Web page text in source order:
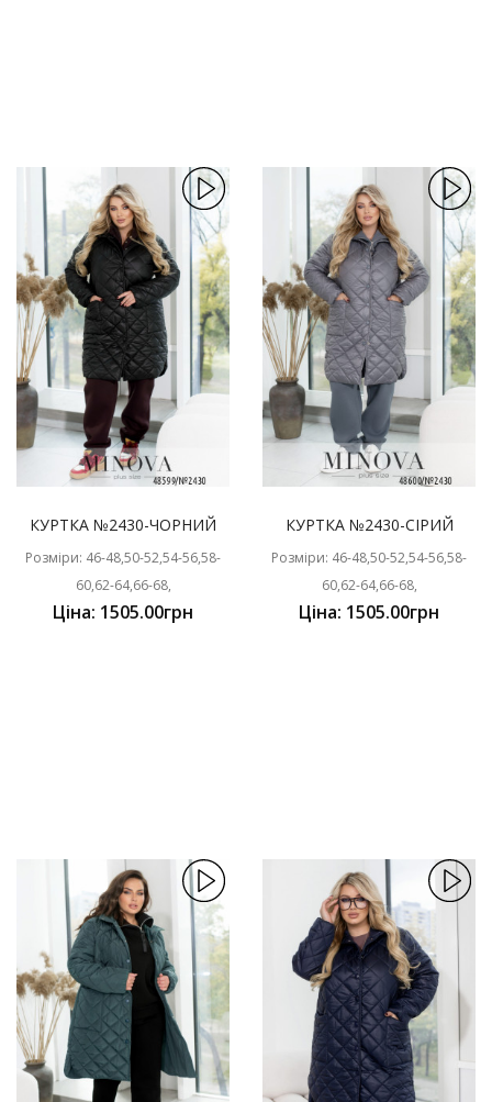
КУРТКА №2430-ЧОРНИЙ
Розміри: 46-48,50-52,54-56,58-
60,62-64,66-68,
Ціна: 1505.00грн
КУРТКА №2430-СІРИЙ
Розміри: 46-48,50-52,54-56,58-
60,62-64,66-68,
Ціна: 1505.00грн